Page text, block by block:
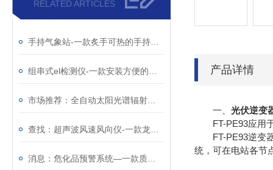
RELATED ARTICLES
产品详情
一、 光伏逆变
FT-PE93应⽤于
FT-PE93逆变器
统，可在电站各